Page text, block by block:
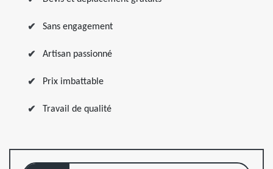
Sans engagement
Artisan passionné
Prix imbattable
Travail de qualité